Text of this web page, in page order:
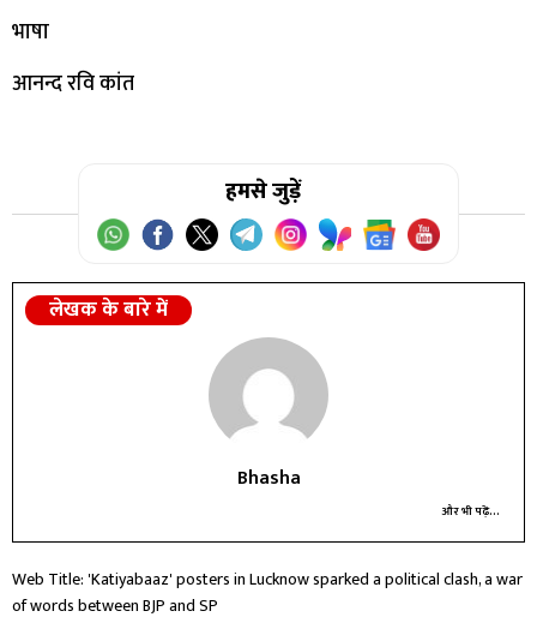
भाषा
आनन्द रवि कांत
हमसे जुड़ें
लेखक के बारे में
Bhasha
और भी पढ़ें...
Web Title: 'Katiyabaaz' posters in Lucknow sparked a political clash, a war
of words between BJP and SP